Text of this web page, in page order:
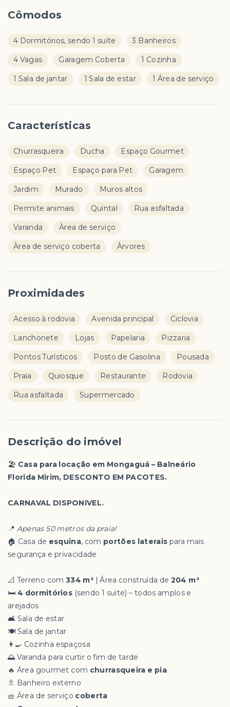
Cômodos
4 Dormitórios, sendo 1 suíte 3 Banheiros
4 Vagas Garagem Coberta 1 Cozinha
1 Sala de jantar 1 Sala de estar 1 Área de serviço
Características
Churrasqueira Ducha Espaço Gourmet
Espaço Pet Espaço para Pet Garagem
Jardim Murado Muros altos
Permite animais Quintal Rua asfaltada
Varanda Àrea de serviço
Àrea de serviço coberta Àrvores
Proximidades
Acesso à rodovia Avenida principal Ciclovia
Lanchonete Lojas Papelaria Pizzaria
Pontos Turísticos Posto de Gasolina Pousada
Praia Quiosque Restaurante Rodovia
Rua asfaltada Supermercado
Descrição do imóvel
🏖️ Casa para locação em Mongaguá – Balneário
Florida Mirim, DESCONTO EM PACOTES.
CARNAVAL DISPONIVEL.
📍 Apenas 50 metros da praia!
🏠 Casa de esquina, com portões laterais para mais
segurança e privacidade
📐 Terreno com 334 m² | Área construída de 204 m²
🛏️ 4 dormitórios (sendo 1 suíte) – todos amplos e
arejados
🛋️ Sala de estar
🍽️ Sala de jantar
👩‍🍳 Cozinha espaçosa
🌅 Varanda para curtir o fim de tarde
🔥 Área gourmet com churrasqueira e pia
🚿 Banheiro externo
🧺 Área de serviço coberta